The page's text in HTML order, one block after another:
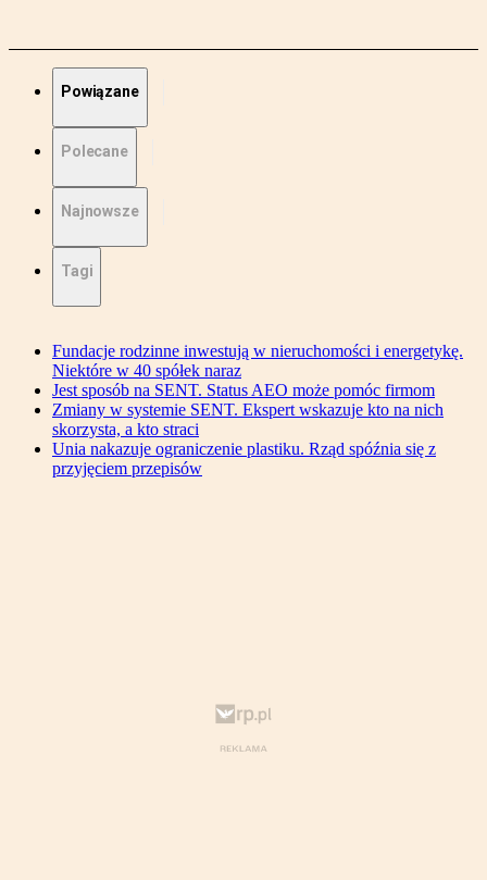
Powiązane
Polecane
Najnowsze
Tagi
Fundacje rodzinne inwestują w nieruchomości i energetykę.
Niektóre w 40 spółek naraz
Jest sposób na SENT. Status AEO może pomóc firmom
Zmiany w systemie SENT. Ekspert wskazuje kto na nich
skorzysta, a kto straci
Unia nakazuje ograniczenie plastiku. Rząd spóźnia się z
przyjęciem przepisów